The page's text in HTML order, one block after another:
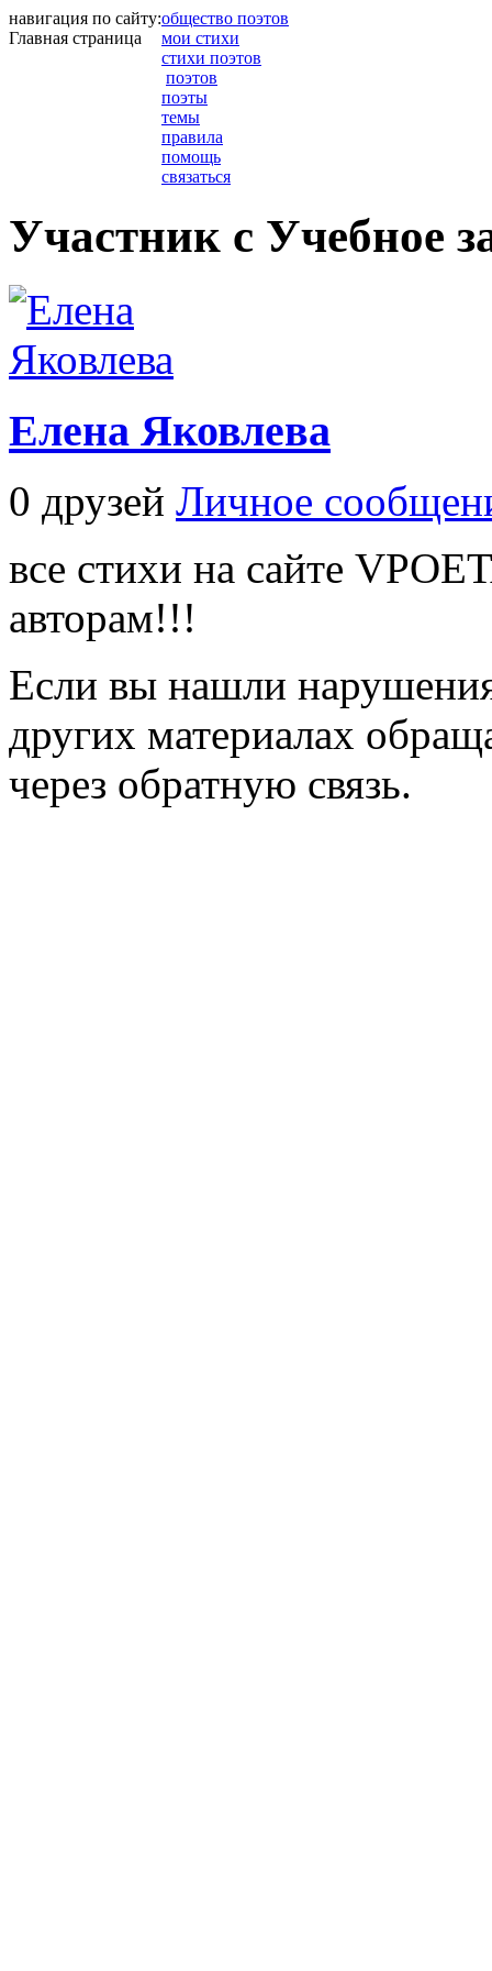
навигация по сайту:
Главная страница
общество поэтов
мои стихи
стихи поэтов
поэтов
поэты
темы
правила
помощь
связаться
Участник с Учебное
Елена Яковлева
0 друзей Личное
все стихи на сайте
авторам!!!
Если вы нашли
других материалах
через обратную связь.